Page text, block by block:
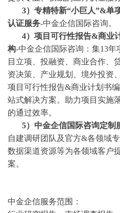
3）专精特新“小巨人”&单
认证服务-中金企信国际咨询。
4）项目可行性报告&商业
构-中金企信国际咨询：集13
目立项、投融资、商业合作、
资决策、产业规划、境外投资
项目可行性报告&商业计划书
站式解决方案。助力项目实施
的通过效率。
5）中金企信国际咨询定制
自建调研团队及官方&各领域
数据渠道资源等为各领域客户
案。
中金企信服务范围：